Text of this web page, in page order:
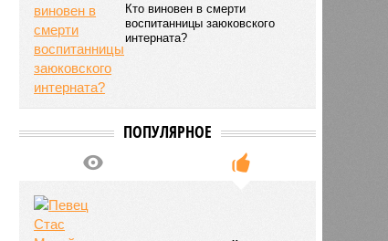
Кто виновен в смерти
воспитанницы заюковского
интерната?
ПОПУЛЯРНОЕ